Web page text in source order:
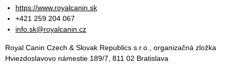
https://www.royalcanin.sk
+421 259 204 067
info.sk@royalcanin.cz
Royal Canin Czech & Slovak Republics s.r.o., organizačná zložka
Hviezdoslavovo námestie 189/7, 811 02 Bratislava